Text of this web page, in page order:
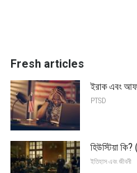
Fresh articles
ইরাক এবং
PTSD
হিউস্টিয়া
ইতিহাস এবং জীবনী